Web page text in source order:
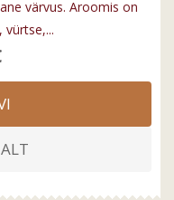
värvus. Aroomis on
vürtse,...